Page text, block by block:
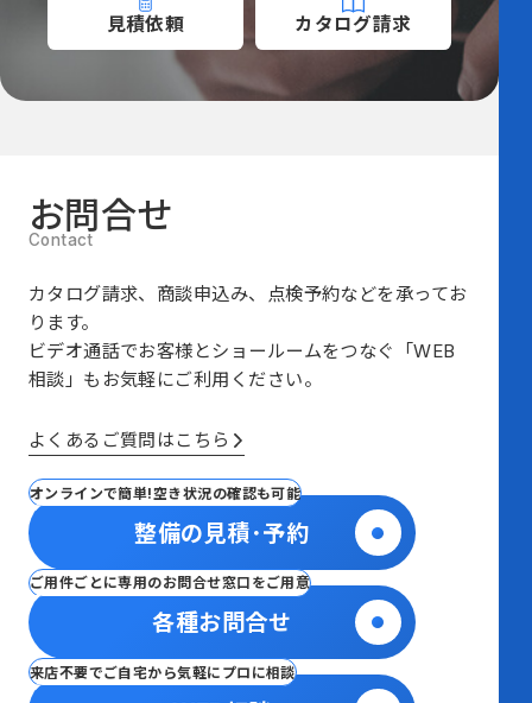
見積依頼 カタログ請求
お問合せ
カタログ請求、商談申込み、点検予約などを承ってお
ります。
ビデオ通話でお客様とショールームをつなぐ
「WEB
相談」も お気軽にご利用ください。
よくあるご質問はこちら
オンラインで簡単!空き状況の確認も可能
整備の見積･予約
ご用件ごとに専用のお問合せ窓口をご用意
各種お問合せ
来店不要でご自宅から気軽にプロに相談